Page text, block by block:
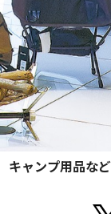
キャンプ用品な